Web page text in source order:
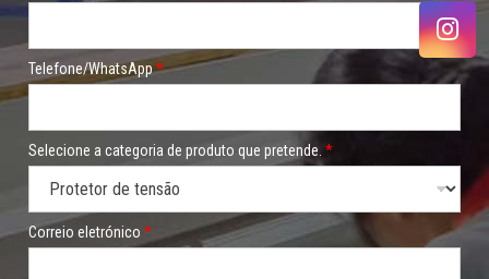
Telefone/WhatsApp*
Selecione a categoria de produto que pretende. *
Correio eletrónico *